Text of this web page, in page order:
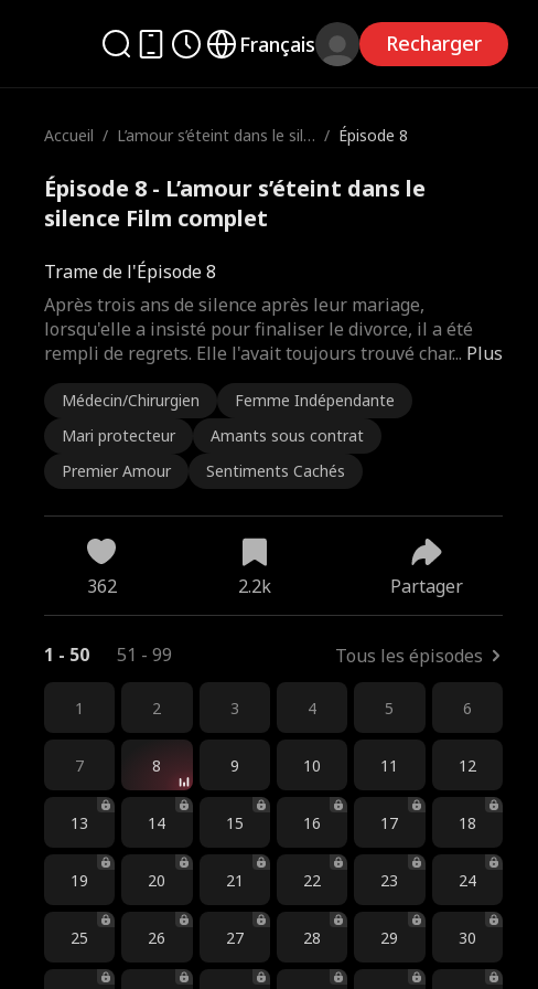
Français Recharger
Accueil / L’amour s’éteint dans le sile
/ Épisode 8
Épisode 8 - L’amour s’éteint dans le
silence Film complet
Trame de l'Épisode 8
Plus
Après trois ans de silence après leur mariage,
lorsqu'elle a insisté pour finaliser le divorce, il a été
rempli de regrets. Elle l'avait toujours trouvé char...
Médecin/Chirurgien
Femme Indépendante
Mari protecteur
Amants sous contrat
Premier Amour
Sentiments Cachés
362 2.2k Partager
1 - 50 51 - 99 Tous les épisodes
1 2 3 4 5 6
7 8 9 10 11 12
13 14 15 16 17 18
19 20 21 22 23 24
25 26 27 28 29 30